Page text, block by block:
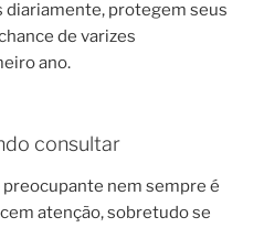
diariamente, protegem seus
de varizes
ano.
consultar
nem sempre é
atenção, sobretudo se